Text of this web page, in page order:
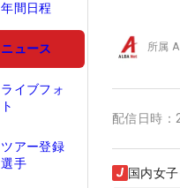
年間日程
ニュース
ライブフォ
ト
ツアー登録
選手
所属
配信日時：
国内女子